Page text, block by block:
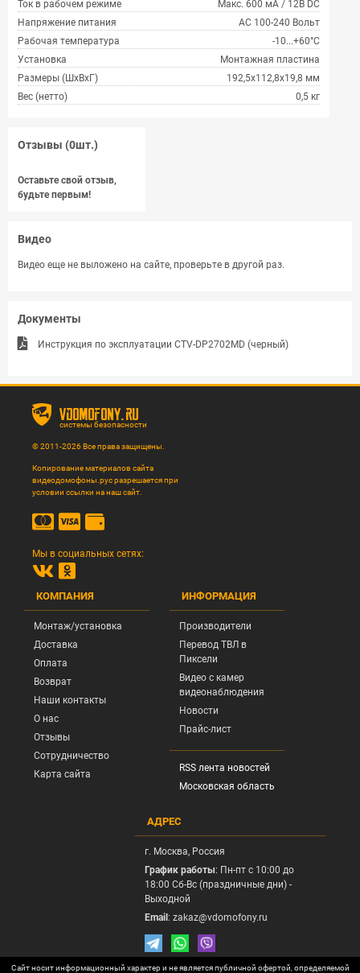
Ток в рабочем режиме
Макс. 600 мА / 12В DC
Напряжение питания
АС 100-240 Вольт
Рабочая температура
-10...+60°С
Установка
Монтажная пластина
Размеры (ШхВхГ)
192,5x112,8x19,8 мм
Вес (нетто)
0,5 кг
Отзывы (0шт.)
Оставьте свой отзыв,
будьте первым!
Видео
Видео еще не выложено на сайте, проверьте в другой раз.
Документы
Инструкция по эксплуатации CTV-DP2702MD (черный)
vdomofony.ru
системы безопасности
© 2011-2026 Все права защищены.
Копирование материалов сайта
видеодомофоны.рус разрешается при
условии ссылки на наш сайт.
Мы в социальных сетях:
КОМПАНИЯ
Монтаж/установка
Доставка
Оплата
Возврат
Наши контакты
О нас
Отзывы
Сотрудничество
Карта сайта
ИНФОРМАЦИЯ
Производители
Перевод ТВЛ в
Пиксели
Видео с камер
видеонаблюдения
Новости
Прайс-лист
RSS лента новостей
Московская область
АДРЕС
г. Москва, Россия
График работы: Пн-пт с 10:00 до
18:00 Сб-Вс (праздничные дни) -
Выходной
Email : zakaz@vdomofony.ru
Сайт носит информационный характер и не является публичной офертой, определяемой